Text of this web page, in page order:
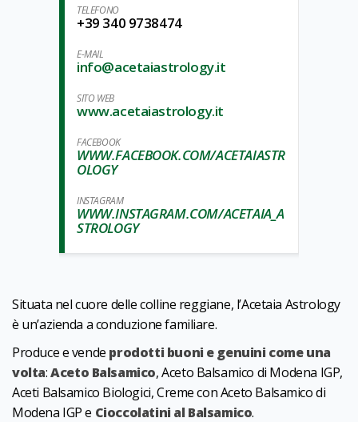
TELEFONO
+39 340 9738474
E-MAIL
info@acetaiastrology.it
SITO WEB
www.acetaiastrology.it
FACEBOOK
WWW.FACEBOOK.COM/ACETAIASTR
OLOGY
INSTAGRAM
WWW.INSTAGRAM.COM/ACETAIA_A
STROLOGY
Situata nel cuore delle colline reggiane, l’Acetaia Astrology
è un’azienda a conduzione familiare.
Produce e vende prodotti buoni e genuini come una
volta:Aceto Balsamico, Aceto Balsamico di Modena IGP,
Aceti Balsamico Biologici, Creme con Aceto Balsamico di
Modena IGP e Cioccolatini al Balsamico.